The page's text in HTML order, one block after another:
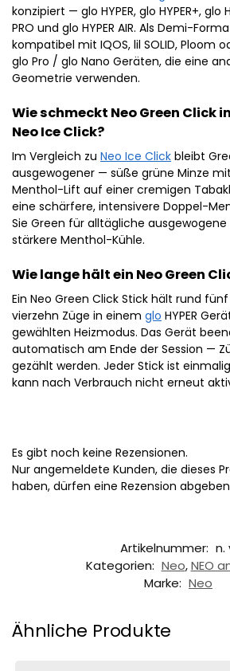
konzipiert — glo HYPER, glo HYPER+, glo
PRO und glo HYPER AIR. Als Demi-
kompatibel mit IQOS, lil SOLID, Ploom
glo Pro / glo Nano Geräten, die eine
Geometrie verwenden.
Wie schmeckt Neo Green Click
Neo Ice Click?
Im Vergleich zu Neo Ice Click bleibt
ausgewogener — süße grüne Minze
Menthol-Lift auf einer cremigen
eine schärfere, intensivere Doppel-
Sie Green für alltägliche ausgewogene
stärkere Menthol-Kühle.
Wie lange hält ein Neo Green
Ein Neo Green Click Stick hält rund
vierzehn Züge in einem glo HYPER
gewählten Heizmodus. Das Gerät
automatisch am Ende der Session —
gezählt werden. Jeder Stick ist
kann nach Verbrauch nicht erneut
Es gibt noch keine Rezensionen.
Nur angemeldete Kunden, die dieses
haben, dürfen eine Rezension
Artikelnummer: n.
Kategorien: Neo,NEO
Marke: Neo
Ähnliche Produkte